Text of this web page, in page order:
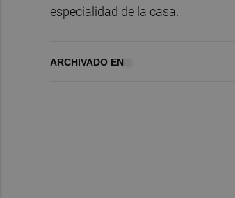
especialidad de la casa.
ARCHIVADO EN